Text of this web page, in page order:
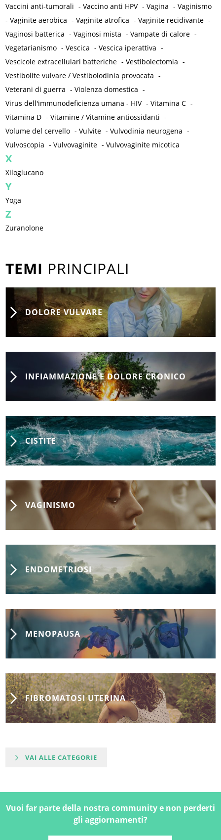
Vaccini anti-tumorali -Vaccino anti HPV -Vagina -Vaginismo
-Vaginite aerobica -Vaginite atrofica -Vaginite recidivante -
Vaginosi batterica -Vaginosi mista -Vampate di calore -
Vegetarianismo -Vescica -Vescica iperattiva -
Vescicole extracellulari batteriche -Vestibolectomia -
Vestibolite vulvare / Vestibolodinia provocata -
Veterani di guerra -Violenza domestica -
Virus dell'immunodeficienza umana - HIV -Vitamina C -
Vitamina D -Vitamine / Vitamine antiossidanti -
Volume del cervello -Vulvite -Vulvodinia neurogena -
Vulvoscopia -Vulvovaginite -Vulvovaginite micotica
X
Xiloglucano
Y
Yoga
Z
Zuranolone
TEMI PRINCIPALI
DOLORE VULVARE
INFIAMMAZIONE E DOLORE CRONICO
CISTITE
VAGINISMO
ENDOMETRIOSI
MENOPAUSA
FIBROMATOSI UTERINA
VAI ALLE CATEGORIE
Vuoi far parte della nostra community e non perderti
gli aggiornamenti?